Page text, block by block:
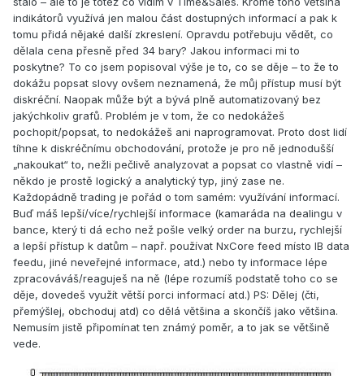
indikátorů využívá jen malou část dostupných informací a pak k
tomu přidá nějaké další zkreslení. Opravdu potřebuju vědět, co
dělala cena přesně před 34 bary? Jakou informaci mi to
poskytne? To co jsem popisoval výše je to, co se děje – to že to
dokážu popsat slovy ovšem neznamená, že můj přístup musí být
diskréční. Naopak může být a bývá plně automatizovaný bez
jakýchkoliv grafů. Problém je v tom, že co nedokážeš
pochopit/popsat, to nedokážeš ani naprogramovat. Proto dost lidí
tíhne k diskréčnímu obchodování, protože je pro ně jednodušší
„nakoukat“ to, nežli pečlivě analyzovat a popsat co vlastně vidí –
někdo je prostě logický a analytický typ, jiný zase ne.
Každopádně trading je pořád o tom samém: využívání informací.
Buď máš lepší/více/rychlejší informace (kamaráda na dealingu v
bance, který ti dá echo než pošle velký order na burzu, rychlejší
a lepší přístup k datům – např. používat NxCore feed místo IB data
feedu, jiné neveřejné informace, atd.) nebo ty informace lépe
zpracováváš/reaguješ na ně (lépe rozumíš podstatě toho co se
děje, dovedeš využít větší porci informací atd.) PS: Dělej (čti,
přemýšlej, obchoduj atd) co dělá většina a skončíš jako většina.
Nemusím jistě připomínat ten známý poměr, a to jak se většině
vede.